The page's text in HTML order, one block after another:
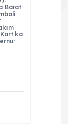
a
re
Barat